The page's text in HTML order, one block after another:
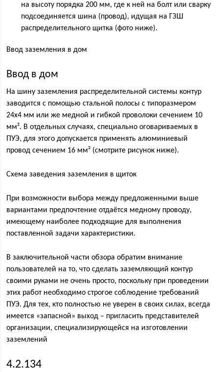
на высоту порядка 200 мм, где к ней на болт или сварку
подсоединяется шина (провод), идущая на ГЗШ
распределительного щитка (фото ниже).
Ввод заземления в дом
Ввод в дом
На шину заземления распределительной системы контур
заводится с помощью стальной полосы с типоразмером
24х4 мм или же медной и гибкой проволоки сечением 10
мм². В отдельных случаях, специально оговариваемых в
ПУЭ, для этого допускается применять алюминиевый
провод сечением 16 мм² (смотрите рисунок ниже).
Схема заведения заземления в щиток
При возможности выбора между предложенными выше
вариантами предпочтение отдаётся медному проводу,
имеющему наиболее подходящие для выполнения
поставленной задачи характеристики.
В заключительной части обзора обратим внимание
пользователей на то, что сделать заземляющий контур
своими руками не очень просто, поскольку при проведении
этих работ необходимо строгое соблюдение требований
ПУЭ. Для тех, кто полностью не уверен в своих силах, всегда
имеется «запасной» выход – пригласить представителей
организации, специализирующейся на изготовлении
заземлений
4.2.134